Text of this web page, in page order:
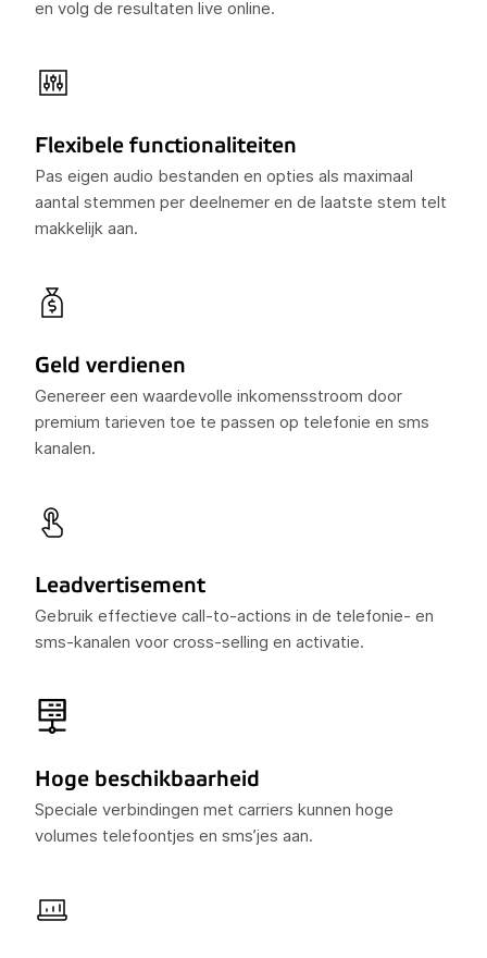
en volg de resultaten live online.
Flexibele functionaliteiten
Pas eigen audio bestanden en opties als maximaal
aantal stemmen per deelnemer en de laatste stem telt
makkelijk aan.
Geld verdienen
Genereer een waardevolle inkomensstroom door
premium tarieven toe te passen op telefonie en sms
kanalen.
Leadvertisement
Gebruik effectieve call-to-actions in de telefonie- en
sms-kanalen voor cross-selling en activatie.
Hoge beschikbaarheid
Speciale verbindingen met carriers kunnen hoge
volumes telefoontjes en sms’jes aan.